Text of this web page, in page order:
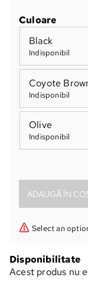
Culoare
Black
Indisponibil
Coyote
Indisponibil
Olive
Indisponibil
Select an
Disponibilitate
Acest produs nu